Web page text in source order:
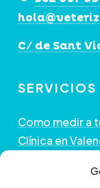
página
de
producto
C/ de Sant
SERVICIOS
Como medir a
Clínica en